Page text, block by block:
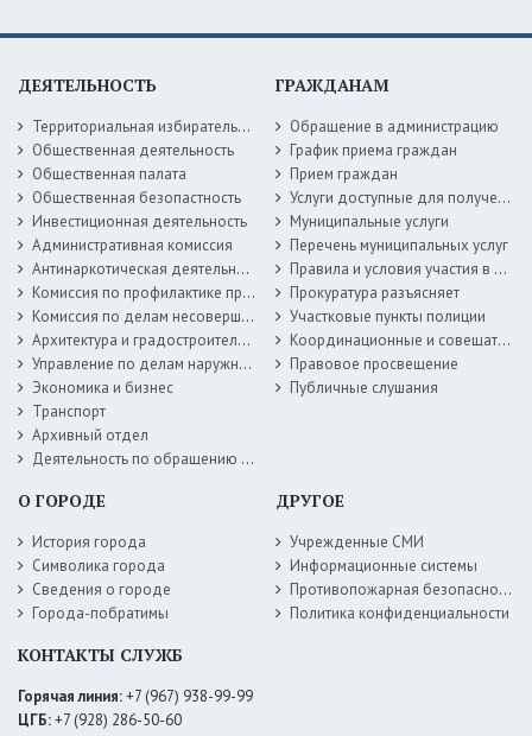
ДЕЯТЕЛЬНОСТЬ
Территориальная избирательная комиссия
Общественная деятельность
Общественная палата
Общественная безопастность
Инвестиционная деятельность
Административная комиссия
Антинаркотическая деятельность
Комиссия по профилактике правонарушений
Комиссия по делам несовершеннолетних
Архитектура и градостроительство
Управление по делам наружной рекламы
Экономика и бизнес
Транспорт
Архивный отдел
Деятельность по обращению с животными без владельцев
ГРАЖДАНАМ
Обращение в администрацию
График приема граждан
Прием граждан
Услуги доступные для получения в электронной форме
Муниципальные услуги
Перечень муниципальных услуг
Правила и условия участия в жилищных программах
Прокуратура разъясняет
Участковые пункты полиции
Координационные и совещательные органы
Правовое просвещение
Публичные слушания
О ГОРОДЕ
История города
Символика города
Сведения о городе
Города-побратимы
ДРУГОЕ
Учрежденные СМИ
Информационные системы
Противопожарная безопасность
Политика конфиденциальности
КОНТАКТЫ СЛУЖБ
Горячая линия:+7 (967) 938-99-99
ЦГБ:+7 (928) 286-50-60